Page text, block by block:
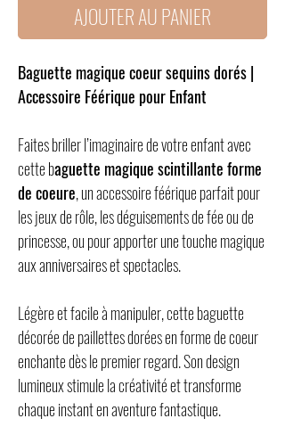
AJOUTER AU PANIER
Baguette magique coeur sequins dorés |
Accessoire Féérique pour Enfant
Faites briller l’imaginaire de votre enfant avec
cette baguette magique scintillante forme
de coeure, un accessoire féérique parfait pour
les jeux de rôle, les déguisements de fée ou de
princesse, ou pour apporter une touche magique
aux anniversaires et spectacles.
Légère et facile à manipuler, cette baguette
décorée de paillettes dorées en forme de coeur
enchante dès le premier regard. Son design
lumineux stimule la créativité et transforme
chaque instant en aventure fantastique.